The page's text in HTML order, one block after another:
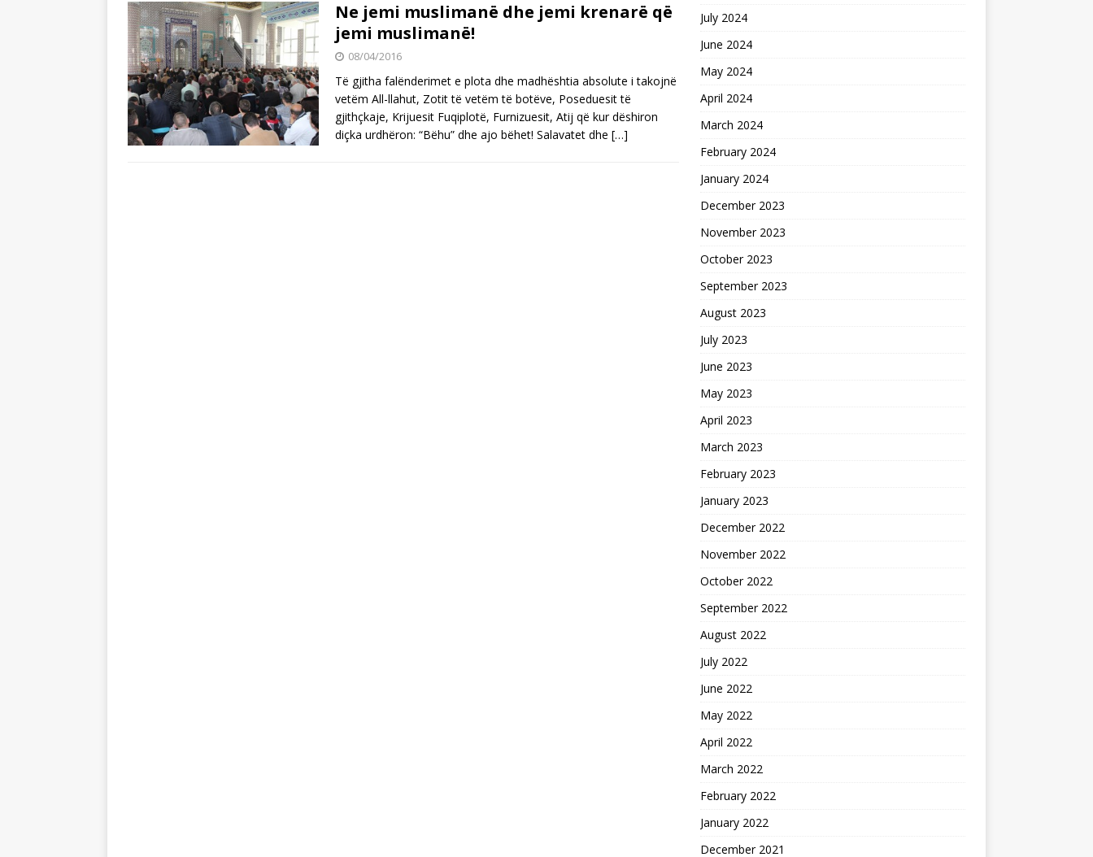
Ne jemi muslimanё dhe jemi krenarё qё
jemi muslimanё!
08/04/2016
Tё gjitha falёnderimet e plota dhe madhёshtia absolute i takojnё
vetёm All-llahut, Zotit tё vetёm tё botёve, Poseduesit tё
gjithçkaje, Krijuesit Fuqiplotё, Furnizuesit, Atij qё kur dёshiron
diçka urdhёron: “Bёhu” dhe ajo bёhet! Salavatet dhe […]
July 2024
June 2024
May 2024
April 2024
March 2024
February 2024
January 2024
December 2023
November 2023
October 2023
September 2023
August 2023
July 2023
June 2023
May 2023
April 2023
March 2023
February 2023
January 2023
December 2022
November 2022
October 2022
September 2022
August 2022
July 2022
June 2022
May 2022
April 2022
March 2022
February 2022
January 2022
December 2021